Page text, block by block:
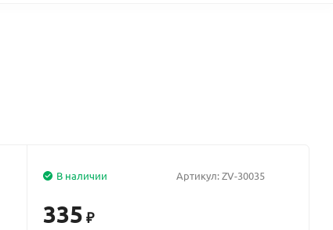
Артикул:ZV-30035
В наличии
335 ₽